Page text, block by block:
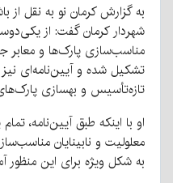
به گزارش کرمان نو به نقل از
شهردار کرمان گفت: از
مناسب‌سازی پارک‌ها و معابر
تشکیل شده و آیین‌نامه‌ای
تازه‌تأسیس و بهسازی
او با اینکه طبق آیین‌نامه،
معلولیت و نابینایان
به‌ شکل ویژه برای این